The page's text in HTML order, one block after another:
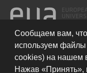
Сообщаем вам,
используем файлы
cookies) на нашем
Нажав «Принять»,